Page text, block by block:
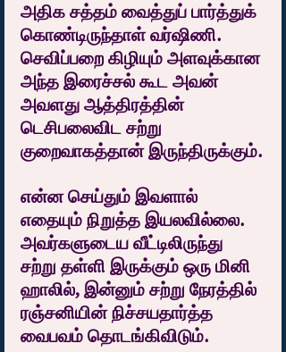
அதிக சத்தம் வைத்துப் பார்த்துக்
கொண்டிருந்தாள் வர்ஷிணி.
செவிப்பறை கிழியும் அளவுக்கான
அந்த இரைச்சல் கூட அவன்
அவளது ஆத்திரத்தின்
டெசிபலைவிட சற்று
குறைவாகத்தான் இருந்திருக்கும்.
என்ன செய்தும் இவளால்
எதையும் நிறுத்த இயலவில்லை.
அவர்களுடைய வீட்டிலிருந்து
சற்று தள்ளி இருக்கும் ஒரு மினி
ஹாலில், இன்னும் சற்று நேரத்தில்
ரஞ்சனியின் நிச்சயதார்த்த
வைபவம் தொடங்கிவிடும்.